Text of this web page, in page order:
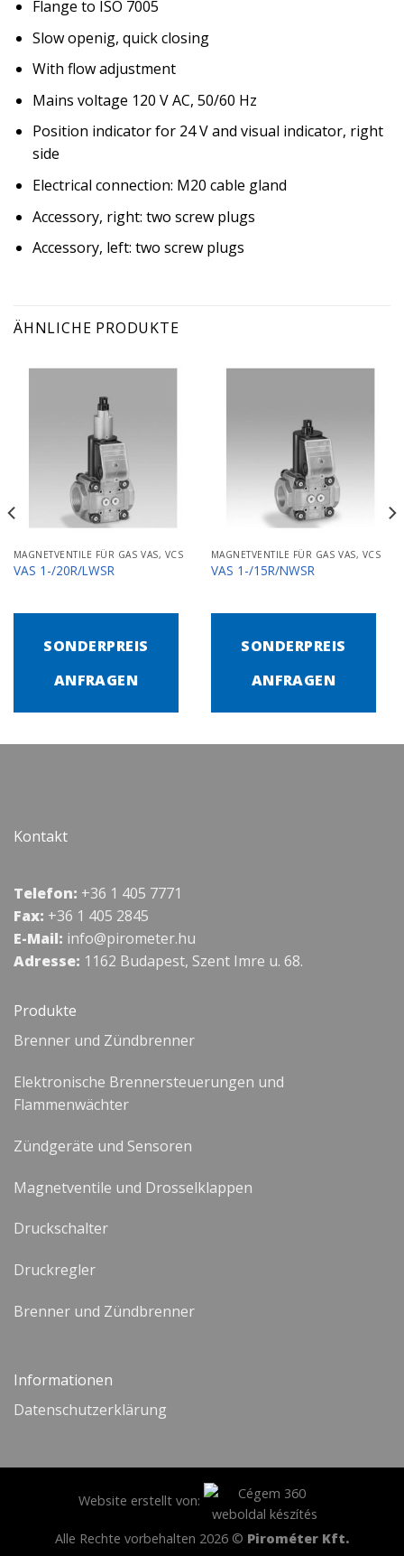
Flange to ISO 7005
Slow openig, quick closing
With flow adjustment
Mains voltage 120 V AC, 50/60 Hz
Position indicator for 24 V and visual indicator, right
side
Electrical connection: M20 cable gland
Accessory, right: two screw plugs
Accessory, left: two screw plugs
ÄHNLICHE PRODUKTE
MAGNETVENTILE FÜR GAS VAS, VCS
VAS 1-/20R/LWSR
SONDERPREIS
ANFRAGEN
MAGNETVENTILE FÜR GAS VAS, VCS
VAS 1-/15R/NWSR
SONDERPREIS
ANFRAGEN
Kontakt
Telefon: +36 1 405 7771
Fax: +36 1 405 2845
E-Mail: info@pirometer.hu
Adresse: 1162 Budapest, Szent Imre u. 68.
Produkte
Brenner und Zündbrenner
Elektronische Brennersteuerungen und
Flammenwächter
Zündgeräte und Sensoren
Magnetventile und Drosselklappen
Druckschalter
Druckregler
Brenner und Zündbrenner
Informationen
Datenschutzerklärung
Website erstellt von:
Alle Rechte vorbehalten 2026 © Pirométer Kft.